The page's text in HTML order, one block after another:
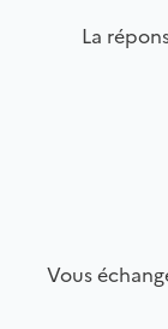
La
Vous